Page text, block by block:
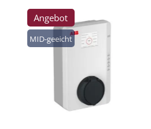
Angebot
MID-geeicht